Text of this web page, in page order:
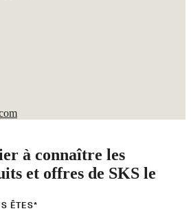
à connaître les
et offres de SKS le
ÊTES